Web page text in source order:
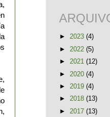
► 2023 (4)
► 2022 (5)
► 2021 (12)
► 2020 (4)
► 2019 (4)
► 2018 (13)
► 2017 (13)